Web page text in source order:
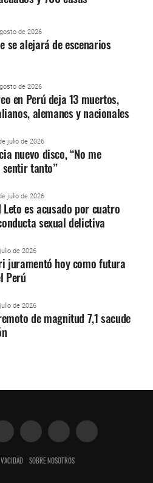
de 2026
se alejará de escenarios
de 2026
en Perú deja 13 muertos,
alemanes y nacionales
julio de 2026
nuevo disco, “No me
tanto”
julio de 2026
Leto es acusado por cuatro
sexual delictiva
de 2026
juramentó hoy como futura
Perú
de 2026
de magnitud 7,1 sacude
SOBRE NOSOTROS